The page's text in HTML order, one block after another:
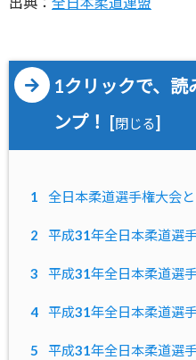
1クリックで、読
ンプ！
[閉じる]
1 全日本柔道選手権大会
2 平成31年全日本柔道選
3 平成31年全日本柔道選
4 平成31年全日本柔道選
5 平成31年全日本柔道選